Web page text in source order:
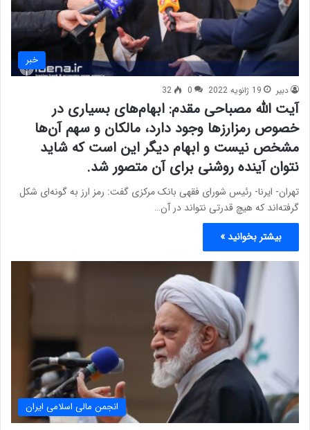
خبر
دبیر 19 ژانویه 2022 0
32
آیت الله مصباحی مقدم: ابهام‌های بسیاری در
خصوص رمزارزها وجود دارد، مالکان و سهم آن‌ها
مشخص نیست و ابهام دیگر این است که شاید
نتوان آینده روشنی برای آن متصور شد.
تهران- ایرنا- رئیس شورای فقهی بانک مرکزی گفت: رمز ارز به گونه‌ای شکل
گرفته‌اند که هیچ قدرتی نتواند در آن…
بیشتر بخوانید »
انجمن مالی اسلامی ایران